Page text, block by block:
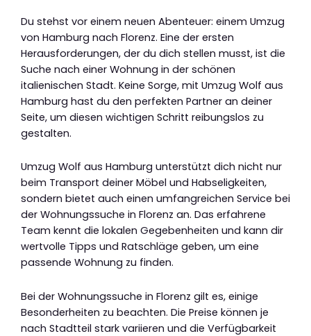
Du stehst vor einem neuen Abenteuer: einem Umzug
von Hamburg nach Florenz. Eine der ersten
Herausforderungen, der du dich stellen musst, ist die
Suche nach einer Wohnung in der schönen
italienischen Stadt. Keine Sorge, mit Umzug Wolf aus
Hamburg hast du den perfekten Partner an deiner
Seite, um diesen wichtigen Schritt reibungslos zu
gestalten.
Umzug Wolf aus Hamburg unterstützt dich nicht nur
beim Transport deiner Möbel und Habseligkeiten,
sondern bietet auch einen umfangreichen Service bei
der Wohnungssuche in Florenz an. Das erfahrene
Team kennt die lokalen Gegebenheiten und kann dir
wertvolle Tipps und Ratschläge geben, um eine
passende Wohnung zu finden.
Bei der Wohnungssuche in Florenz gilt es, einige
Besonderheiten zu beachten. Die Preise können je
nach Stadtteil stark variieren und die Verfügbarkeit